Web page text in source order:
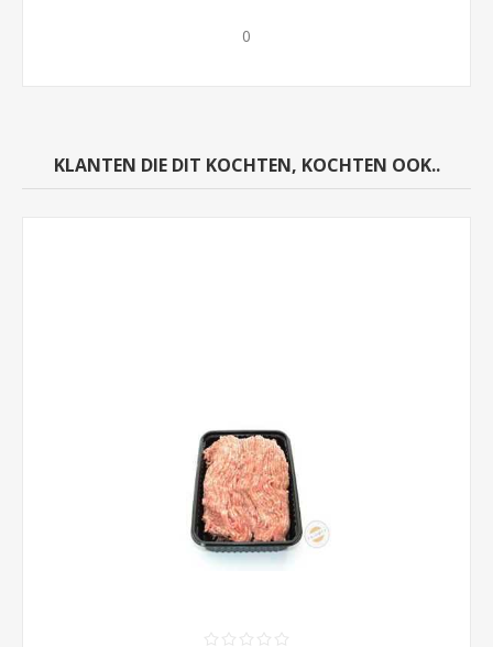
0
KLANTEN DIE DIT KOCHTEN, KOCHTEN OOK..